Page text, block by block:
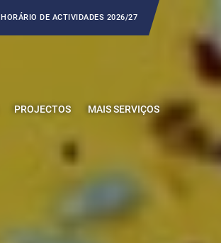
HORÁRIO DE ACTIVIDADES 2026/27
PROJECTOS MAIS SERVIÇOS